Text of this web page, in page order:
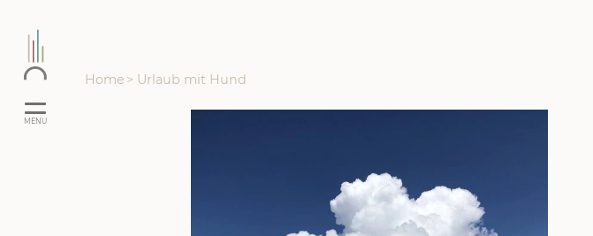
MENU
Home > Urlaub mit Hund